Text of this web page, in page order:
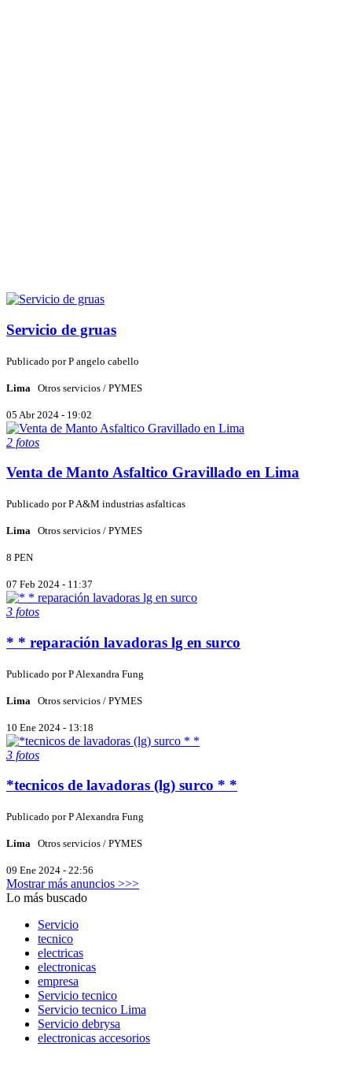
Servicio de gruas
Publicado porP angelo cabello
Lima Otros servicios / PYMES
05 Abr 2024 - 19:02
2 fotos
Venta de Manto Asfaltico Gravillado en Lima
Publicado porPA&M industrias asfalticas
Lima Otros servicios / PYMES
8 PEN
07 Feb 2024 - 11:37
3 fotos
* * reparación lavadoras lg en surco
Publicado porP Alexandra Fung
Lima Otros servicios / PYMES
10 Ene 2024 - 13:18
3 fotos
*tecnicos de lavadoras (lg) surco * *
Publicado porP Alexandra Fung
Lima Otros servicios / PYMES
09 Ene 2024 - 22:56
Mostrar más anuncios >>>
Lo más buscado
Servicio
tecnico
electricas
electronicas
empresa
Servicio tecnico
Servicio tecnico Lima
Servicio debrysa
electronicas accesorios